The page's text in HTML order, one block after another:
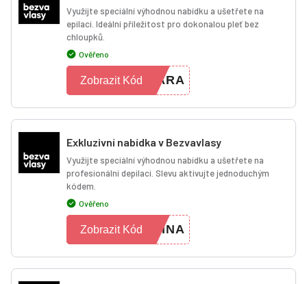
Využijte speciální výhodnou nabídku a ušetřete na
epilaci. Ideální příležitost pro dokonalou pleť bez
chloupků.
Ověřeno
LARA
Zobrazit Kód
Exkluzivní nabídka v Bezvavlasy
Využijte speciální výhodnou nabídku a ušetřete na
profesionální depilaci. Slevu aktivujte jednoduchým
kódem.
Ověřeno
TINA
Zobrazit Kód